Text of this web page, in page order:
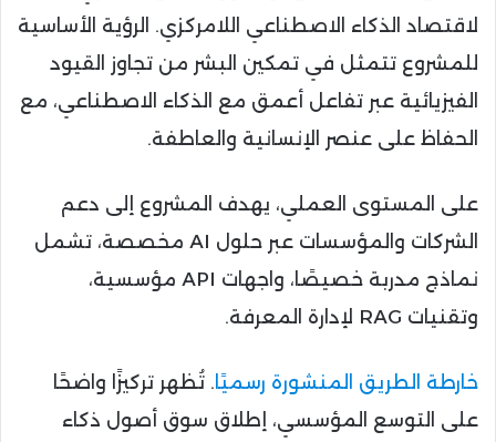
لاقتصاد الذكاء الاصطناعي اللامركزي. الرؤية الأساسية
للمشروع تتمثل في تمكين البشر من تجاوز القيود
الفيزيائية عبر تفاعل أعمق مع الذكاء الاصطناعي، مع
الحفاظ على عنصر الإنسانية والعاطفة.
على المستوى العملي، يهدف المشروع إلى دعم
الشركات والمؤسسات عبر حلول AI مخصصة، تشمل
نماذج مدربة خصيصًا، واجهات API مؤسسية،
وتقنيات RAG لإدارة المعرفة.
خارطة الطريق المنشورة رسميًا . تُظهر تركيزًا واضحًا
على التوسع المؤسسي، إطلاق سوق أصول ذكاء